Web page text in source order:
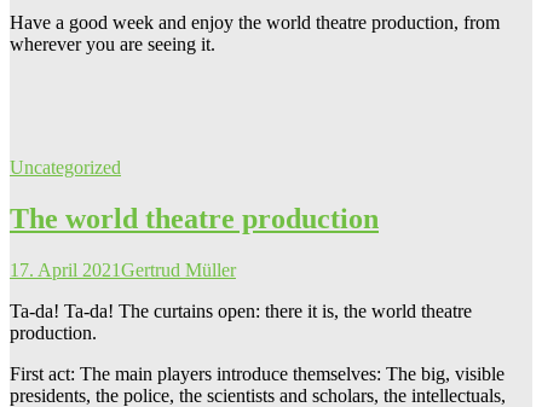
Have a good week and enjoy the world theatre production, from
wherever you are seeing it.
Uncategorized
The world theatre production
17. April 2021Gertrud Müller
Ta-da! Ta-da! The curtains open: there it is, the world theatre
production.
First act: The main players introduce themselves: The big, visible
presidents, the police, the scientists and scholars, the intellectuals,